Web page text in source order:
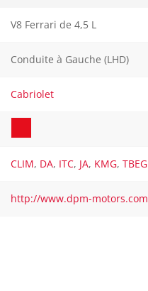
V8 Ferrari de 4,5 L
Conduite à Gauche (LHD)
Cabriolet
CLIM, DA, ITC, JA, KMG,TBEG
http://www.dpm-motors.com